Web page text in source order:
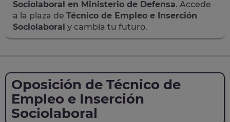
Sociolaboral en Ministerio de Defensa. Accede
a la plaza de Técnico de Empleo e Inserción
Sociolaboral y cambia tu futuro.
Oposición de Técnico de
Empleo e Inserción
Sociolaboral